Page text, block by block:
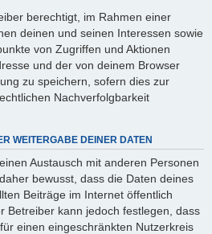
berechtigt, im Rahmen einer
deinen und seinen Interessen sowie
von Zugriffen und Aktionen
und der von deinem Browser
zu speichern, sofern dies zur
Nachverfolgbarkeit
WEITERGABE DEINER DATEN
Austausch mit anderen Personen
bewusst, dass die Daten deines
Beiträge im Internet öffentlich
Betreiber kann jedoch festlegen, dass
einen eingeschränkten Nutzerkreis